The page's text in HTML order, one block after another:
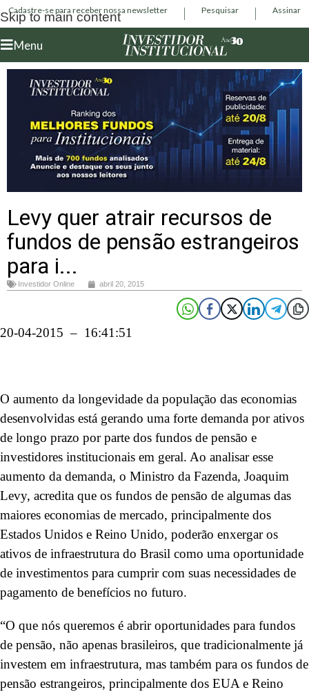
Skip to main content
Cadastre-se para receber nossa newsletter Pesquisar Assinar
Menu
Levy quer atrair recursos de
fundos de pensão estrangeiros
para i...
Investidor Online abril 20, 2015
20-04-2015 – 16:41:51
O aumento da longevidade da população das economias
desenvolvidas está gerando uma forte demanda por ativos
de longo prazo por parte dos fundos de pensão e
investidores institucionais em geral. Ao analisar esse
aumento da demanda, o Ministro da Fazenda, Joaquim
Levy, acredita que os fundos de pensão de algumas das
maiores economias de mercado, principalmente dos
Estados Unidos e Reino Unido, poderão enxergar os
ativos de infraestrutura do Brasil como uma oportunidade
de investimentos para cumprir com suas necessidades de
pagamento de benefícios no futuro.
“O que nós queremos é abrir oportunidades para fundos
de pensão, não apenas brasileiros, que tradicionalmente já
investem em infraestrutura, mas também para os fundos de
pensão estrangeiros, principalmente dos EUA e Reino